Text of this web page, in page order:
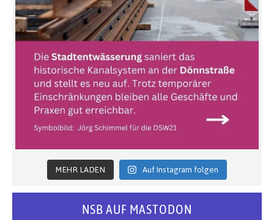
MEHR LADEN Auf Instagram folgen
NSB AUF MASTODON